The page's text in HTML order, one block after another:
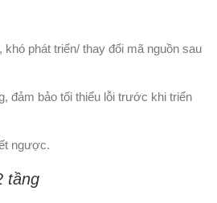
phát triển/ thay đổi mã nguồn sau
đảm bảo tối thiểu lỗi trước khi triển
ngược.
tầng